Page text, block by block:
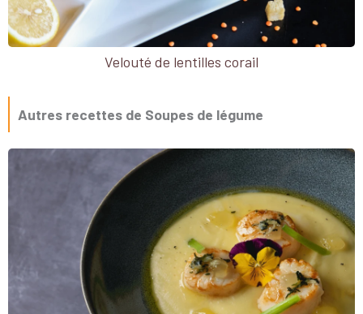
Velouté de lentilles corail
Autres recettes de Soupes de légume